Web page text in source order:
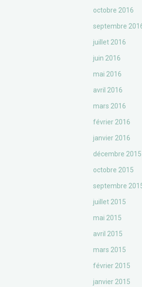
octobre 2016
septembre
juillet 2016
juin 2016
mai 2016
avril 2016
mars 2016
février 2016
janvier 2016
décembre 2015
octobre 2015
septembre
juillet 2015
mai 2015
avril 2015
mars 2015
février 2015
janvier 2015